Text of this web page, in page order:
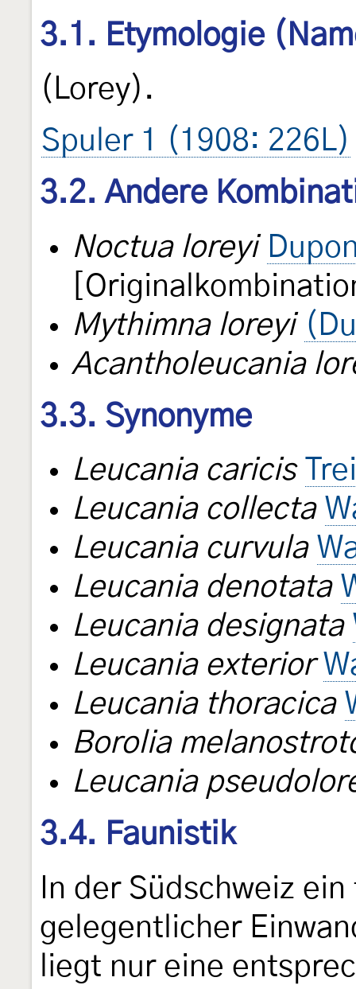
3.1. Etymologie
(Lorey).
Spuler 1 (1908: 226L)
3.2. Andere
Noctua loreyi
Mythimna loreyi
Acantholeucania
3.3. Synonyme
Leucania caricis
Leucania collecta
Leucania curvula
Leucania denotata
Leucania designata
Leucania exterior
Leucania thoracica
Borolia
Leucania
3.4. Faunistik
In der Südschweiz
gelegentlicher
liegt nur eine